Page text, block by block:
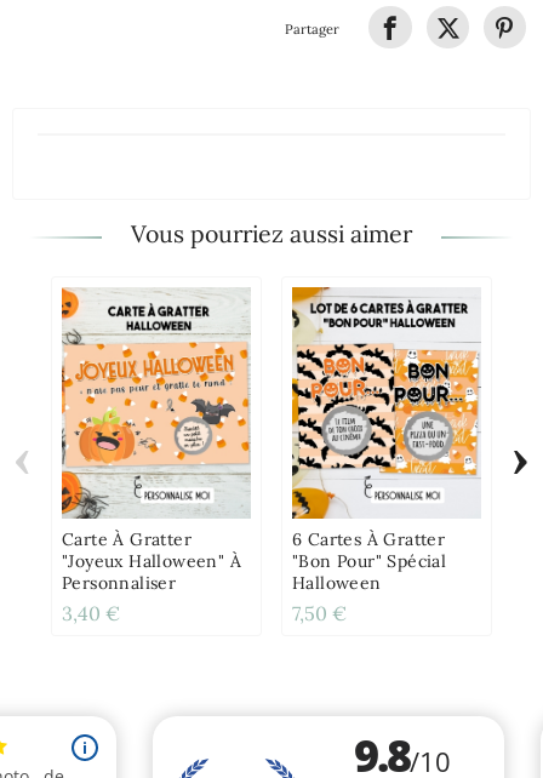
Partager
Vous pourriez aussi aimer
Carte À Gratter
"Joyeux Halloween" À
Personnaliser
3,40 €
6 Cartes À Gratter
"Bon Pour" Spécial
Halloween
7,50 €
‹ ›